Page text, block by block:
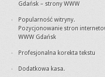
Gdańsk – strony WWW
Popularność witryny.
Pozycjonowanie stron
WWW Gdańsk
Profesjonalna korekta tekstu
Dodatkowa kasa.